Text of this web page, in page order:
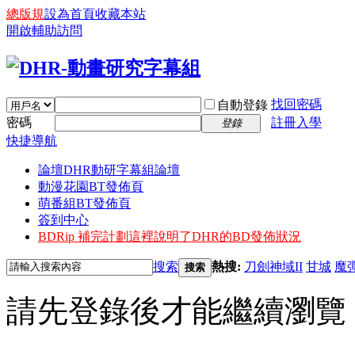
總版規設為首頁收藏本站
開啟輔助訪問
自動登錄 找回密碼
密碼
登錄
註冊入學
快捷導航
論壇DHR動研字幕組論壇
動漫花園BT發佈頁
萌番組BT發佈頁
簽到中心
BDRip 補完計劃這裡說明了DHR的BD發佈狀況
搜索 搜索 熱搜: 刀劍神域II 甘城 魔
請先登錄後才能繼續瀏覽